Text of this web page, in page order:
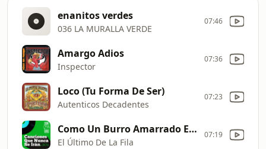
enanitos verdes
036 LA MURALLA VERDE
07:46
Amargo Adios
Inspector
07:36
Loco (Tu Forma De Ser)
Autenticos Decadentes
07:23
Como Un Burro Amarrado En La Puerta Del Baile
El Último De La Fila
07:19